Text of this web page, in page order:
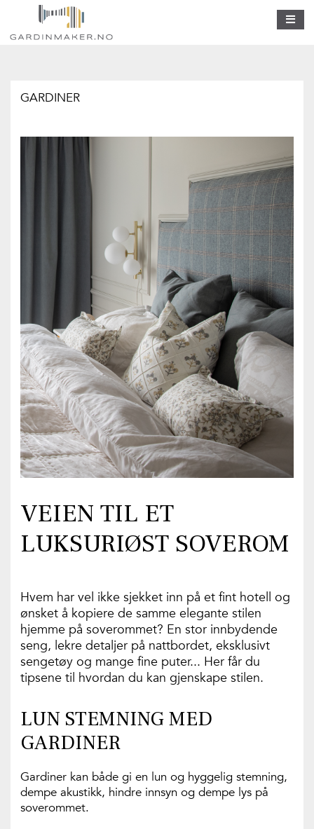
GARDINER
VEIEN TIL ET
LUKSURIØST SOVEROM
Hvem har vel ikke sjekket inn på et fint hotell og
ønsket å kopiere de samme elegante stilen
hjemme på soverommet? En stor innbydende
seng, lekre detaljer på nattbordet, eksklusivt
sengetøy og mange fine puter... Her får du
tipsene til hvordan du kan gjenskape stilen.
LUN STEMNING MED
GARDINER
Gardiner kan både gi en lun og hyggelig stemning,
dempe akustikk, hindre innsyn og dempe lys på
soverommet.